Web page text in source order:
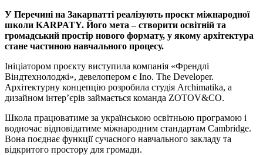
У Перечині на Закарпатті реалізують проєкт міжнародної
школи KARPATY. Його мета – створити освітній та
громадський простір нового формату, у якому архітектура
стане частиною навчального процесу.
Ініціатором проєкту виступила компанія «Френдлі
Віндтехнолоджі», девелопером є Ino. The Developer.
Архітектурну концепцію розробила студія Archimatika, а
дизайном інтер’єрів займається команда ZOTOV&CO.
Школа працюватиме за українською освітньою програмою і
водночас відповідатиме міжнародним стандартам Cambridge.
Вона поєднає функції сучасного навчального закладу та
відкритого простору для громади.